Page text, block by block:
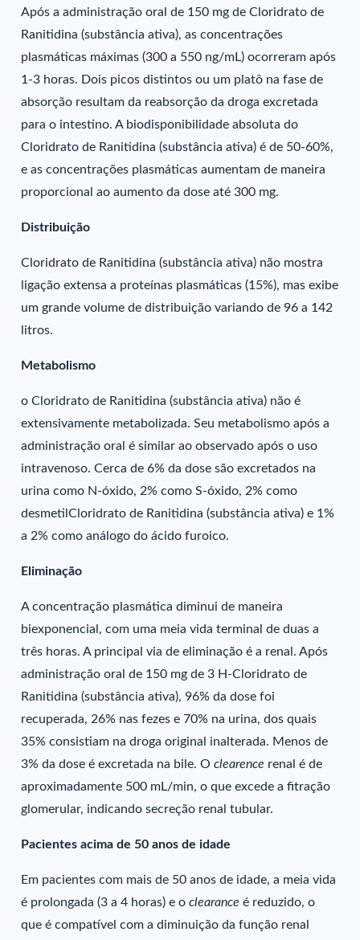
Após a administração oral de 150 mg de Cloridrato de
Ranitidina (substância ativa), as concentrações
plasmáticas máximas (300 a 550 ng/mL) ocorreram após
1-3 horas. Dois picos distintos ou um platô na fase de
absorção resultam da reabsorção da droga excretada
para o intestino. A biodisponibilidade absoluta do
Cloridrato de Ranitidina (substância ativa) é de 50-60%,
e as concentrações plasmáticas aumentam de maneira
proporcional ao aumento da dose até 300 mg.
Distribuição
Cloridrato de Ranitidina (substância ativa) não mostra
ligação extensa a proteínas plasmáticas (15%), mas exibe
um grande volume de distribuição variando de 96 a 142
litros.
Metabolismo
o Cloridrato de Ranitidina (substância ativa) não é
extensivamente metabolizada. Seu metabolismo após a
administração oral é similar ao observado após o uso
intravenoso. Cerca de 6% da dose são excretados na
urina como N-óxido, 2% como S-óxido, 2% como
desmetilCloridrato de Ranitidina (substância ativa) e 1%
a 2% como análogo do ácido furoico.
Eliminação
A concentração plasmática diminui de maneira
biexponencial, com uma meia vida terminal de duas a
três horas. A principal via de eliminação é a renal. Após
administração oral de 150 mg de 3 H-Cloridrato de
Ranitidina (substância ativa), 96% da dose foi
recuperada, 26% nas fezes e 70% na urina, dos quais
35% consistiam na droga original inalterada. Menos de
3% da dose é excretada na bile. Oclearence renal é de
aproximadamente 500 mL/min, o que excede a fitração
glomerular, indicando secreção renal tubular.
Pacientes acima de 50 anos de idade
Em pacientes com mais de 50 anos de idade, a meia vida
é prolongada (3 a 4 horas) e oclearanceé reduzido, o
que é compatível com a diminuição da função renal